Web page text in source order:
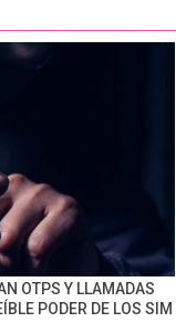
OTPS Y LLAMADAS
PODER DE LOS SIM